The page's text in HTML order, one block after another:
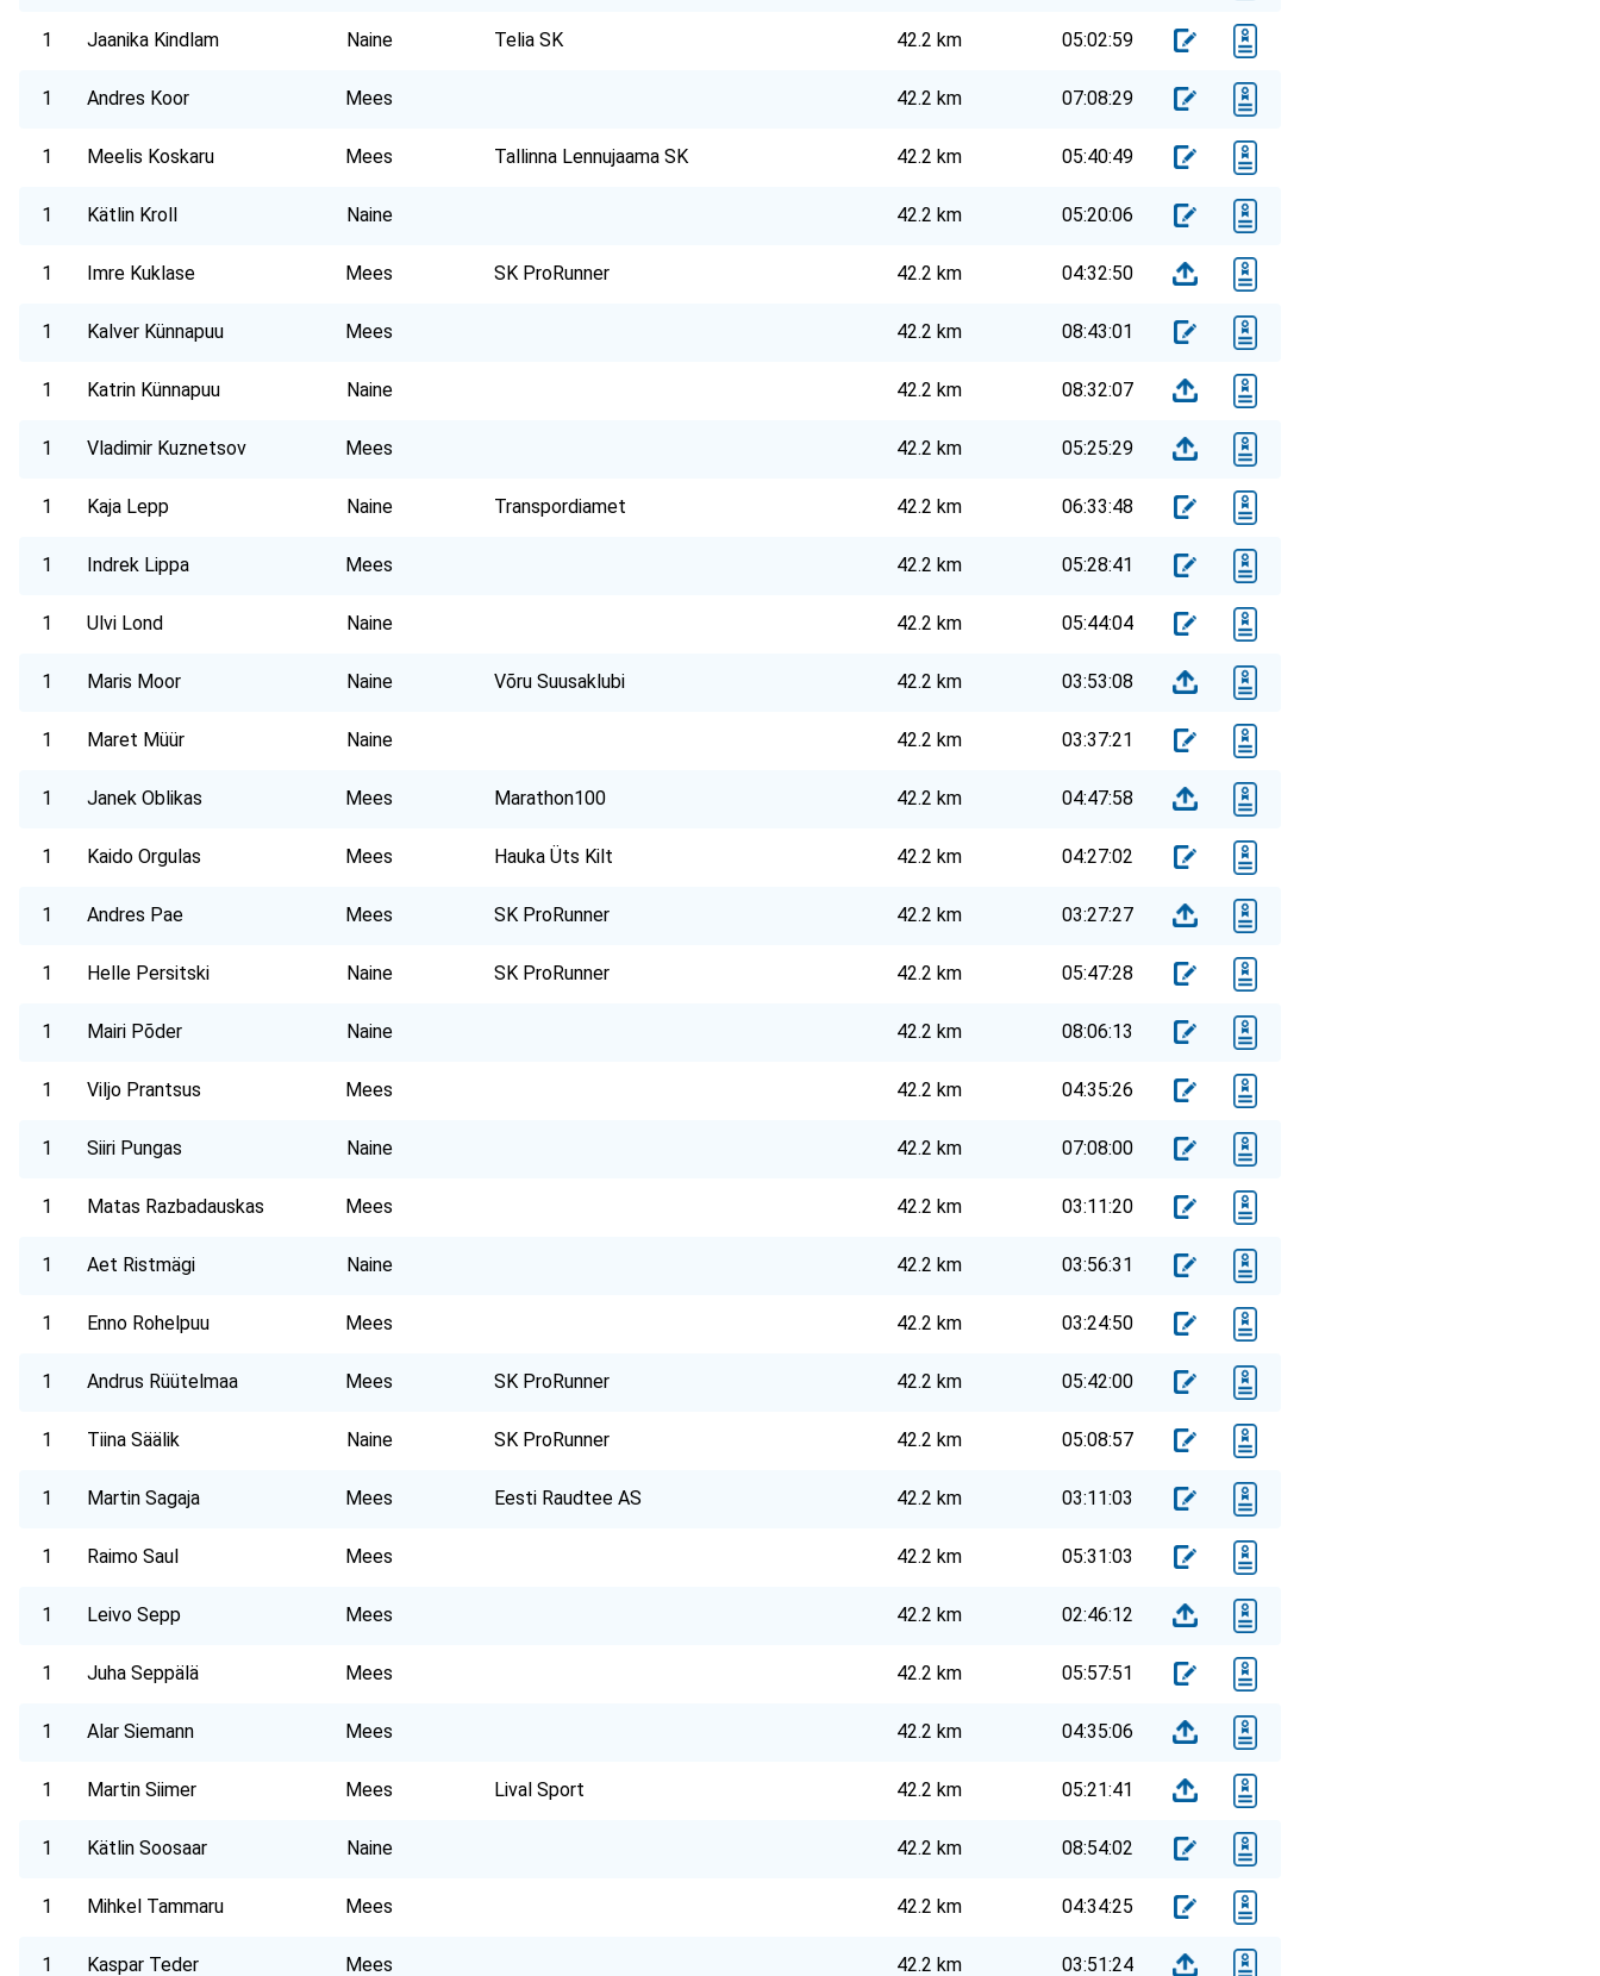
1 Jaanika Kindlam Naine Telia SK 42.2 km 05:02:59
1 Andres Koor Mees 42.2 km 07:08:29
1 Meelis Koskaru Mees Tallinna Lennujaama SK 42.2 km 05:40:49
1 Kätlin Kroll Naine 42.2 km 05:20:06
1 Imre Kuklase Mees SK ProRunner 42.2 km 04:32:50
1 Kalver Künnapuu Mees 42.2 km 08:43:01
1 Katrin Künnapuu Naine 42.2 km 08:32:07
1 Vladimir Kuznetsov Mees 42.2 km 05:25:29
1 Kaja Lepp Naine Transpordiamet 42.2 km 06:33:48
1 Indrek Lippa Mees 42.2 km 05:28:41
1 Ulvi Lond Naine 42.2 km 05:44:04
1 Maris Moor Naine Võru Suusaklubi 42.2 km 03:53:08
1 Maret Müür Naine 42.2 km 03:37:21
1 Janek Oblikas Mees Marathon100 42.2 km 04:47:58
1 Kaido Orgulas Mees Hauka Üts Kilt 42.2 km 04:27:02
1 Andres Pae Mees SK ProRunner 42.2 km 03:27:27
1 Helle Persitski Naine SK ProRunner 42.2 km 05:47:28
1 Mairi Põder Naine 42.2 km 08:06:13
1 Viljo Prantsus Mees 42.2 km 04:35:26
1 Siiri Pungas Naine 42.2 km 07:08:00
1 Matas Razbadauskas Mees 42.2 km 03:11:20
1 Aet Ristmägi Naine 42.2 km 03:56:31
1 Enno Rohelpuu Mees 42.2 km 03:24:50
1 Andrus Rüütelmaa Mees SK ProRunner 42.2 km 05:42:00
1 Tiina Säälik Naine SK ProRunner 42.2 km 05:08:57
1 Martin Sagaja Mees Eesti Raudtee AS 42.2 km 03:11:03
1 Raimo Saul Mees 42.2 km 05:31:03
1 Leivo Sepp Mees 42.2 km 02:46:12
1 Juha Seppälä Mees 42.2 km 05:57:51
1 Alar Siemann Mees 42.2 km 04:35:06
1 Martin Siimer Mees Lival Sport 42.2 km 05:21:41
1 Kätlin Soosaar Naine 42.2 km 08:54:02
1 Mihkel Tammaru Mees 42.2 km 04:34:25
1 Kaspar Teder Mees 42.2 km 03:51:24